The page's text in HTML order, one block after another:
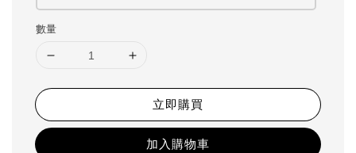
數量
立即購買
加入購物車